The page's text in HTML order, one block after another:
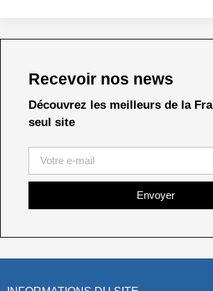
Recevoir nos news
Découvrez les meilleurs de la
seul site
Envoyer